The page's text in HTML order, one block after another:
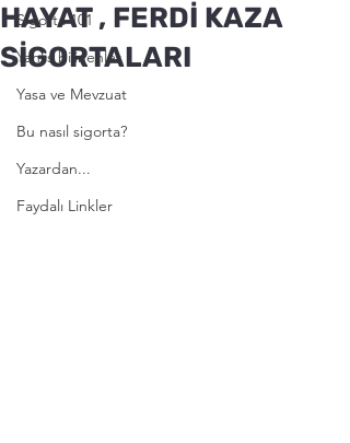
Sigorta 101
Yanlis bilinenler
Yasa ve Mevzuat
Bu nasıl sigorta?
Yazardan...
Faydalı Linkler
HAYAT , FERDİ KAZA
SİGORTALARI